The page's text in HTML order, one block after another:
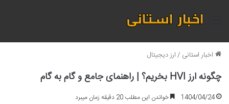
منو
اخبار استانی /ارز دیجیتال
چگونه ارز HVI بخریم؟ | راهنمای جامع و گام به گام
1404/04/24 خواندن این مطلب 20 دقیقه زمان میبرد